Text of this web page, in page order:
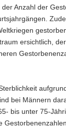
Anzahl der
ersichtlich,
bei Männern
bis unter 75-